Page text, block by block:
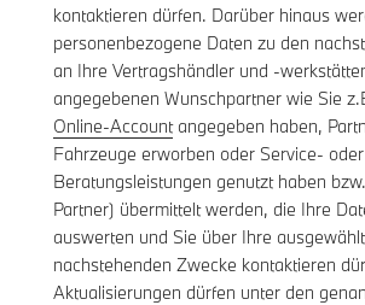
kontaktieren dürfen. Darüber hinaus
personenbezogene Daten zu den
an Ihre Vertragshändler und -
angegebenen Wunschpartner wie Sie
Online-Accountangegeben haben,
Fahrzeuge erworben oder Service- oder
Beratungsleistungen genutzt haben
Partner) übermittelt werden, die Ihre
auswerten und Sie über Ihre
nachstehenden Zwecke kontaktieren
Aktualisierungen dürfen unter den